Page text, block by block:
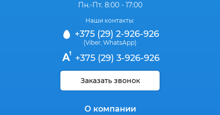
Пн.-Пт. 8:00 - 17:00
Наши контакты:
+375 (29) 2-926-926
(Viber WhatsApp)
+375 (29) 3-926-926
Заказать звонок
О компании